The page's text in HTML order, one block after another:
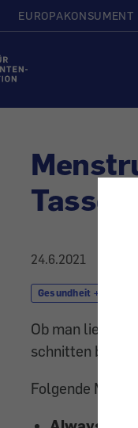
EUROPAKONSUMENT
Tasse?
24.6.2021
Gesundheit +
Ob man lieber
schnitten beide
Folgende